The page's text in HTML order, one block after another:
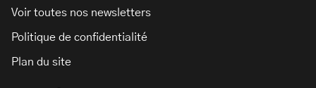
Voir toutes nos newsletters
Politique de confidentialité
Plan du site